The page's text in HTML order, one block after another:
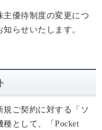
主優待制度の変更につ
らせいたします。
ご契約に対する「ソ
として、「Pocket